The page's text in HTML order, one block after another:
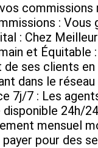
:
: Chez
et
de ses clients
dans le
7j/7 : Les
24h/
mensuel
payer pour des